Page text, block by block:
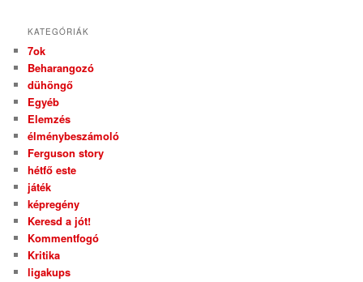
KATEGÓRIÁK
7ok
Beharangozó
dühöngő
Egyéb
Elemzés
élménybeszámoló
Ferguson story
hétfő este
játék
képregény
Keresd a jót!
Kommentfogó
Kritika
ligakups